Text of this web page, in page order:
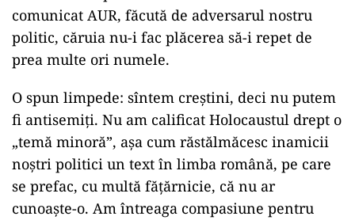
comunicat AUR, făcută de adversarul nostru
politic, căruia nu-i fac plăcerea să-i repet de
prea multe ori numele.
O spun limpede: sîntem creștini, deci nu putem
fi antisemiți. Nu am calificat Holocaustul drept o
„temă minoră”, așa cum răstălmăcesc inamicii
noștri politici un text în limba română, pe care
se prefac, cu multă fățărnicie, că nu ar
cunoaște-o. Am întreaga compasiune pentru